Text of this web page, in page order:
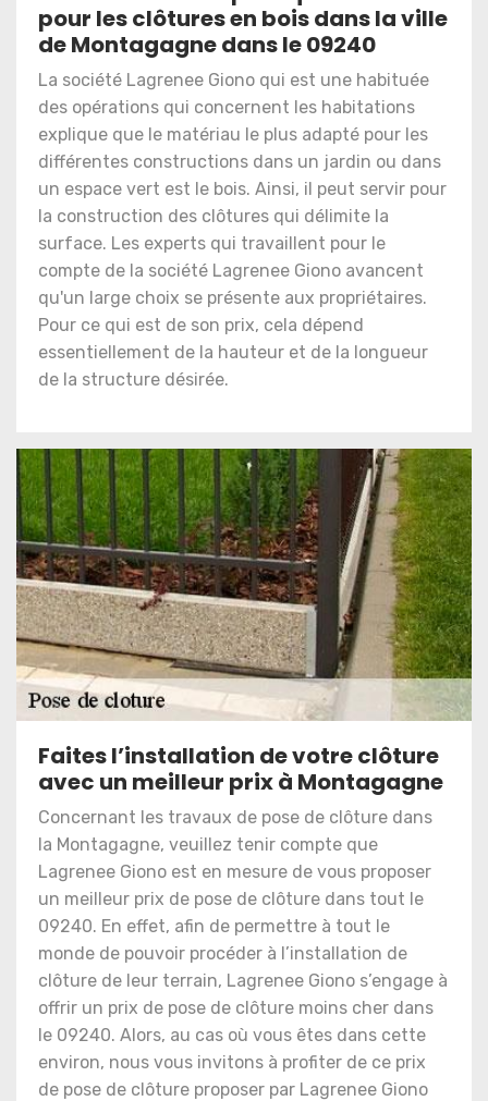
pour les clôtures en bois dans la ville
de Montagagne dans le 09240
La société Lagrenee Giono qui est une habituée
des opérations qui concernent les habitations
explique que le matériau le plus adapté pour les
différentes constructions dans un jardin ou dans
un espace vert est le bois. Ainsi, il peut servir pour
la construction des clôtures qui délimite la
surface. Les experts qui travaillent pour le
compte de la société Lagrenee Giono avancent
qu'un large choix se présente aux propriétaires.
Pour ce qui est de son prix, cela dépend
essentiellement de la hauteur et de la longueur
de la structure désirée.
Faites l’installation de votre clôture
avec un meilleur prix à Montagagne
Concernant les travaux de pose de clôture dans
la Montagagne, veuillez tenir compte que
Lagrenee Giono est en mesure de vous proposer
un meilleur prix de pose de clôture dans tout le
09240. En effet, afin de permettre à tout le
monde de pouvoir procéder à l’installation de
clôture de leur terrain, Lagrenee Giono s’engage à
offrir un prix de pose de clôture moins cher dans
le 09240. Alors, au cas où vous êtes dans cette
environ, nous vous invitons à profiter de ce prix
de pose de clôture proposer par Lagrenee Giono